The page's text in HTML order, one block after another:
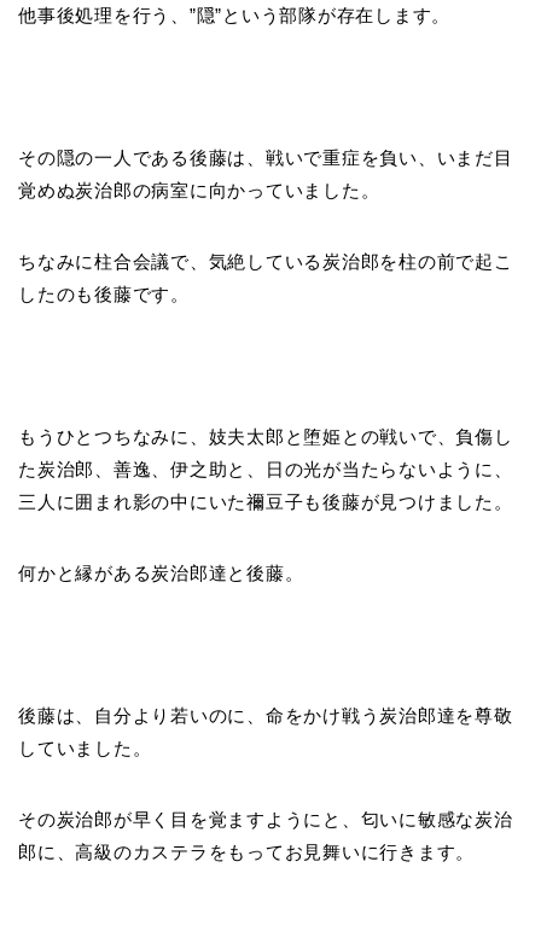
他事後処理を行う、”隠”という部隊が存在します。
その隠の一人である後藤は、戦いで重症を負い、いまだ目
覚めぬ炭治郎の病室に向かっていました。
ちなみに柱合会議で、気絶している炭治郎を柱の前で起こ
したのも後藤です。
もうひとつちなみに、妓夫太郎と堕姫との戦いで、負傷し
た炭治郎、善逸、伊之助と、日の光が当たらないように、
三人に囲まれ影の中にいた禰豆子も後藤が見つけました。
何かと縁がある炭治郎達と後藤。
後藤は、自分より若いのに、命をかけ戦う炭治郎達を尊敬
していました。
その炭治郎が早く目を覚ますようにと、匂いに敏感な炭治
郎に、高級のカステラをもってお見舞いに行きます。